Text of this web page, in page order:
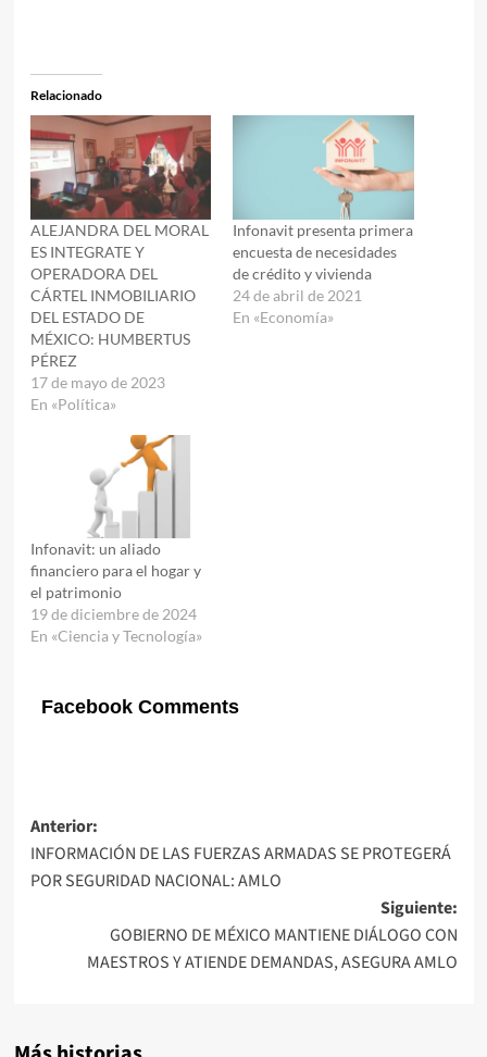
Relacionado
ALEJANDRA DEL MORAL
ES INTEGRATE Y
OPERADORA DEL
CÁRTEL INMOBILIARIO
DEL ESTADO DE
MÉXICO: HUMBERTUS
PÉREZ
17 de mayo de 2023
En «Política»
Infonavit presenta primera
encuesta de necesidades
de crédito y vivienda
24 de abril de 2021
En «Economía»
Infonavit: un aliado
financiero para el hogar y
el patrimonio
19 de diciembre de 2024
En «Ciencia y Tecnología»
Facebook Comments
Navegación
de
entradas
Anterior:
INFORMACIÓN DE LAS FUERZAS ARMADAS SE PROTEGERÁ
POR SEGURIDAD NACIONAL: AMLO
Siguiente:
GOBIERNO DE MÉXICO MANTIENE DIÁLOGO CON
MAESTROS Y ATIENDE DEMANDAS, ASEGURA AMLO